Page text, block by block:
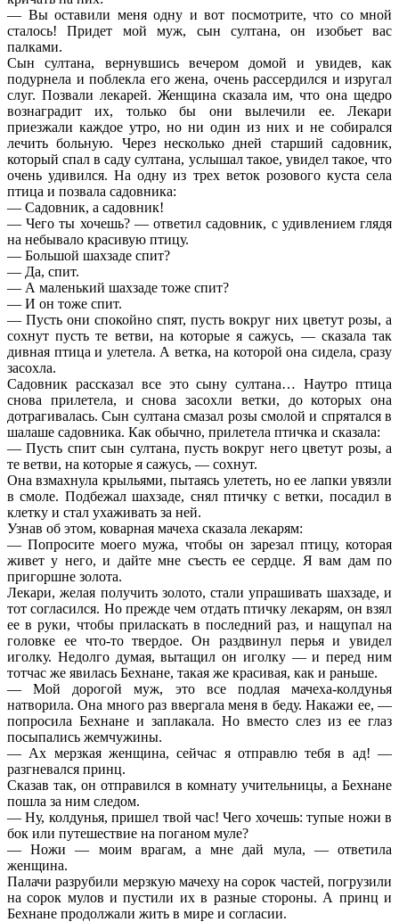
— Вы оставили меня одну и вот посмотрите, что со мной
сталось! Придет мой муж, сын султана, он изобьет вас
палками.
Сын султана, вернувшись вечером домой и увидев, как
подурнела и поблекла его жена, очень рассердился и изругал
слуг. Позвали лекарей. Женщина сказала им, что она щедро
вознаградит их, только бы они вылечили ее. Лекари
приезжали каждое утро, но ни один из них и не собирался
лечить больную. Через несколько дней старший садовник,
который спал в саду султана, услышал такое, увидел такое, что
очень удивился. На одну из трех веток розового куста села
птица и позвала садовника:
— Садовник, а садовник!
— Чего ты хочешь? — ответил садовник, с удивлением глядя
на небывало красивую птицу.
— Большой шахзаде спит?
— Да, спит.
— А маленький шахзаде тоже спит?
— И он тоже спит.
— Пусть они спокойно спят, пусть вокруг них цветут розы, а
сохнут пусть те ветви, на которые я сажусь, — сказала так
дивная птица и улетела. А ветка, на которой она сидела, сразу
засохла.
Садовник рассказал все это сыну султана… Наутро птица
снова прилетела, и снова засохли ветки, до которых она
дотрагивалась. Сын султана смазал розы смолой и спрятался в
шалаше садовника. Как обычно, прилетела птичка и сказала:
— Пусть спит сын султана, пусть вокруг него цветут розы, а
те ветви, на которые я сажусь, — сохнут.
Она взмахнула крыльями, пытаясь улететь, но ее лапки увязли
в смоле. Подбежал шахзаде, снял птичку с ветки, посадил в
клетку и стал ухаживать за ней.
Узнав об этом, коварная мачеха сказала лекарям:
— Попросите моего мужа, чтобы он зарезал птицу, которая
живет у него, и дайте мне съесть ее сердце. Я вам дам по
пригоршне золота.
Лекари, желая получить золото, стали упрашивать шахзаде, и
тот согласился. Но прежде чем отдать птичку лекарям, он взял
ее в руки, чтобы приласкать в последний раз, и нащупал на
головке ее что-то твердое. Он раздвинул перья и увидел
иголку. Недолго думая, вытащил он иголку — и перед ним
тотчас же явилась Бехнане, такая же красивая, как и раньше.
— Мой дорогой муж, это все подлая мачеха-колдунья
натворила. Она много раз ввергала меня в беду. Накажи ее, —
попросила Бехнане и заплакала. Но вместо слез из ее глаз
посыпались жемчужины.
— Ах мерзкая женщина, сейчас я отправлю тебя в ад! —
разгневался принц.
Сказав так, он отправился в комнату учительницы, а Бехнане
пошла за ним следом.
— Ну, колдунья, пришел твой час! Чего хочешь: тупые ножи в
бок или путешествие на поганом муле?
— Ножи — моим врагам, а мне дай мула, — ответила
женщина.
Палачи разрубили мерзкую мачеху на сорок частей, погрузили
на сорок мулов и пустили их в разные стороны. А принц и
Бехнане продолжали жить в мире и согласии.